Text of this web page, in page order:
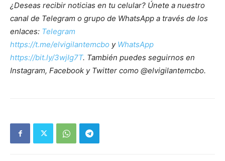
¿Deseas recibir noticias en tu celular? Únete a nuestro
canal de Telegram o grupo de WhatsApp a través de los
enlaces: Telegram
https://t.me/elvigilantemcbo y WhatsApp
https://bit.ly/3wjIg7T. También puedes seguirnos en
Instagram, Facebook y Twitter como @elvigilantemcbo.